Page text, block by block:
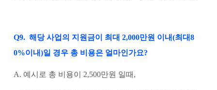
Q9. 해당 사업의 지원금이 최대 2,000만원 이내(최대8
0%이내)일 경우 총 비용은 얼마인가요?
A. 예시로 총 비용이 2,500만원 일때,